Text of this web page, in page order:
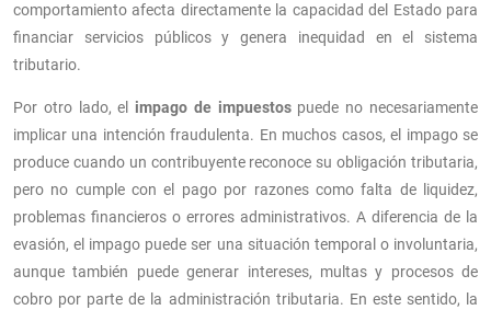
comportamiento afecta directamente la capacidad del Estado para
financiar servicios públicos y genera inequidad en el sistema
tributario.
Por otro lado, el impago de impuestospuede no necesariamente
implicar una intención fraudulenta. En muchos casos, el impago se
produce cuando un contribuyente reconoce su obligación tributaria,
pero no cumple con el pago por razones como falta de liquidez,
problemas financieros o errores administrativos. A diferencia de la
evasión, el impago puede ser una situación temporal o involuntaria,
aunque también puede generar intereses, multas y procesos de
cobro por parte de la administración tributaria. En este sentido, la